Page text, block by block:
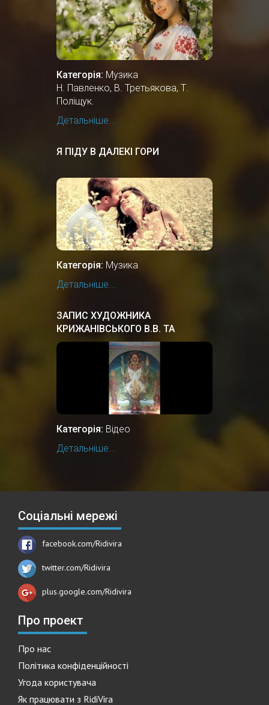
Категорія: Музика
Н. Павленко, В. Третьякова, Т.
Поліщук.
Детальніше...
Я ПІДУ В ДАЛЕКІ ГОРИ
Категорія: Музика
Детальніше...
ЗАПИС ХУДОЖНИКА
КРИЖАНІВСЬКОГО В.В. ТА
ПРОФЕСОРА ПЕРЕГІНЦЯ В.М. В
ЦЕНТРІ РІДНОВІРІВ РУСИ-
Категорія: Відео
Детальніше...
Соціальні мережі
facebook.com/Ridivira
twitter.com/Ridivira
plus.google.com/Ridivira
Про проект
Про нас
Політика конфіденційності
Угода користувача
Як працювати з RidiVira